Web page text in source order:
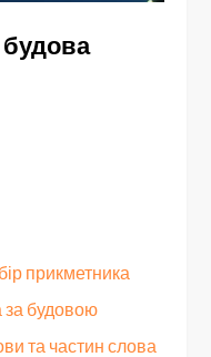
прикметника
за будовою
та частин слова